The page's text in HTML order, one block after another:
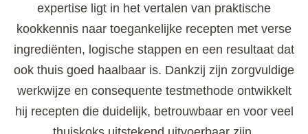
expertise ligt in het vertalen van praktische
kookkennis naar toegankelijke recepten met verse
ingrediënten, logische stappen en een resultaat dat
ook thuis goed haalbaar is. Dankzij zijn zorgvuldige
werkwijze en consequente testmethode ontwikkelt
hij recepten die duidelijk, betrouwbaar en voor veel